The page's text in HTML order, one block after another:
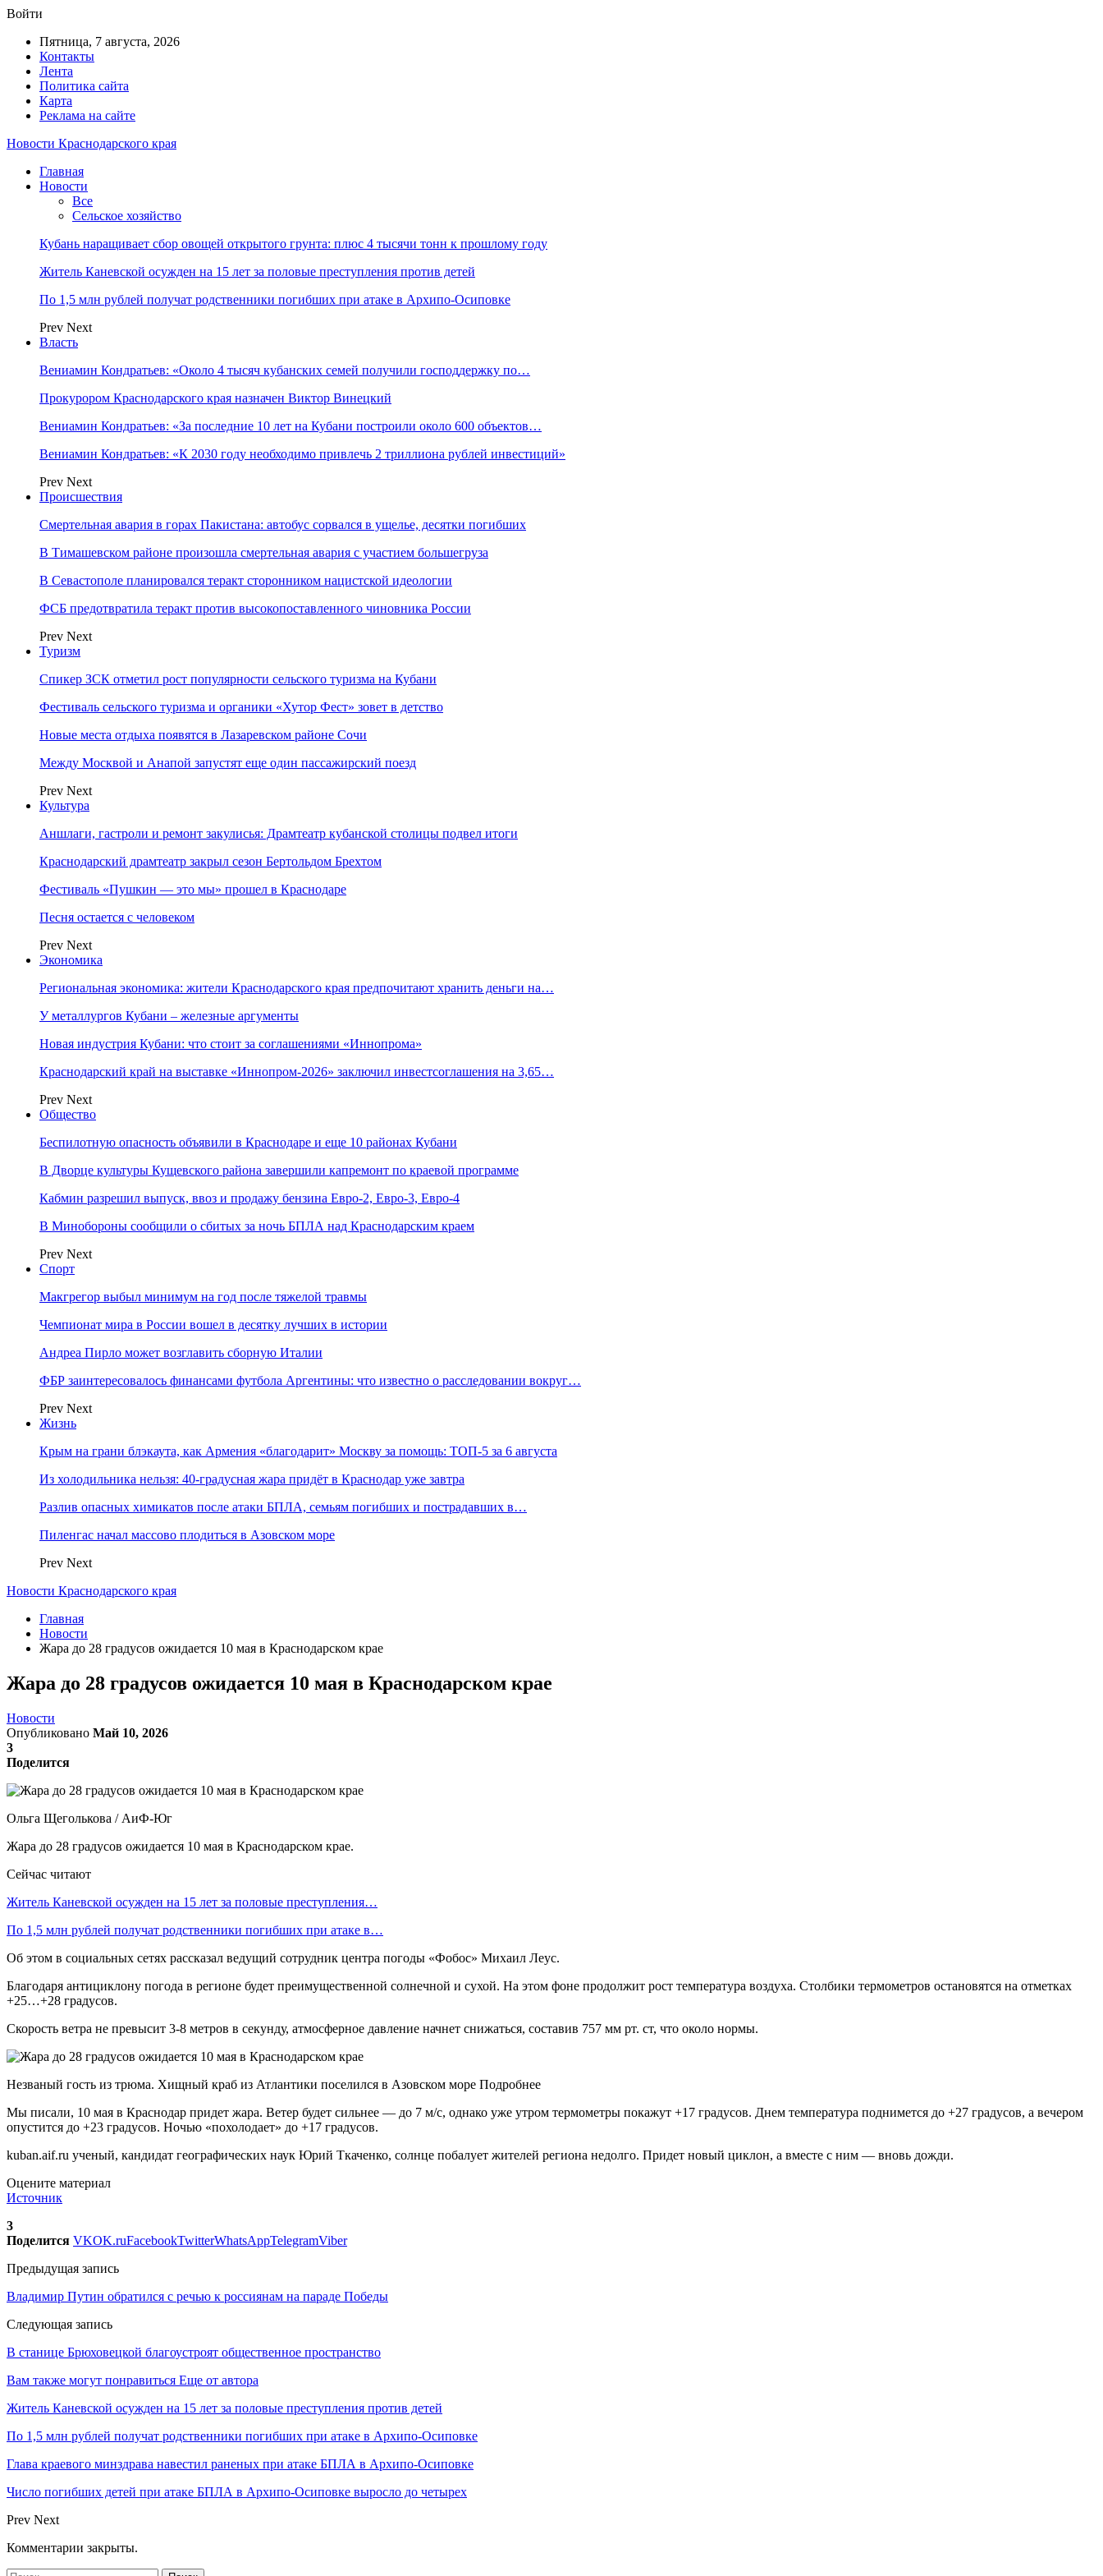
Войти
Пятница, 7 августа, 2026
Контакты
Лента
Политика сайта
Карта
Реклама на сайте
Новости Краснодарского края
Главная
Новости
Все
Сельское хозяйство
Кубань наращивает сбор овощей открытого грунта: плюс 4 тысячи тонн к прошлому году
Житель Каневской осужден на 15 лет за половые преступления против детей
По 1,5 млн рублей получат родственники погибших при атаке в Архипо-Осиповке
Prev Next
Власть
Вениамин Кондратьев: «Около 4 тысяч кубанских семей получили господдержку по…
Прокурором Краснодарского края назначен Виктор Винецкий
Вениамин Кондратьев: «За последние 10 лет на Кубани построили около 600 объектов…
Вениамин Кондратьев: «К 2030 году необходимо привлечь 2 триллиона рублей инвестиций»
Prev Next
Происшествия
Смертельная авария в горах Пакистана: автобус сорвался в ущелье, десятки погибших
В Тимашевском районе произошла смертельная авария с участием большегруза
В Севастополе планировался теракт сторонником нацистской идеологии
ФСБ предотвратила теракт против высокопоставленного чиновника России
Prev Next
Туризм
Спикер ЗСК отметил рост популярности сельского туризма на Кубани
Фестиваль сельского туризма и органики «Хутор Фест» зовет в детство
Новые места отдыха появятся в Лазаревском районе Сочи
Между Москвой и Анапой запустят еще один пассажирский поезд
Prev Next
Культура
Аншлаги, гастроли и ремонт закулисья: Драмтеатр кубанской столицы подвел итоги
Краснодарский драмтеатр закрыл сезон Бертольдом Брехтом
Фестиваль «Пушкин — это мы» прошел в Краснодаре
Песня остается с человеком
Prev Next
Экономика
Региональная экономика: жители Краснодарского края предпочитают хранить деньги на…
У металлургов Кубани – железные аргументы
Новая индустрия Кубани: что стоит за соглашениями «Иннопрома»
Краснодарский край на выставке «Иннопром-2026» заключил инвестсоглашения на 3,65…
Prev Next
Общество
Беспилотную опасность объявили в Краснодаре и еще 10 районах Кубани
В Дворце культуры Кущевского района завершили капремонт по краевой программе
Кабмин разрешил выпуск, ввоз и продажу бензина Евро-2, Евро-3, Евро-4
В Минобороны сообщили о сбитых за ночь БПЛА над Краснодарским краем
Prev Next
Спорт
Макгрегор выбыл минимум на год после тяжелой травмы
Чемпионат мира в России вошел в десятку лучших в истории
Андреа Пирло может возглавить сборную Италии
ФБР заинтересовалось финансами футбола Аргентины: что известно о расследовании вокруг…
Prev Next
Жизнь
Крым на грани блэкаута, как Армения «благодарит» Москву за помощь: ТОП-5 за 6 августа
Из холодильника нельзя: 40-градусная жара придёт в Краснодар уже завтра
Разлив опасных химикатов после атаки БПЛА, семьям погибших и пострадавших в…
Пиленгас начал массово плодиться в Азовском море
Prev Next
Новости Краснодарского края
Главная
Новости
Жара до 28 градусов ожидается 10 мая в Краснодарском крае
Жара до 28 градусов ожидается 10 мая в Краснодарском крае
Новости
Опубликовано Май 10, 2026
3
Поделится
Ольга Щеголькова / АиФ-Юг
Жара до 28 градусов ожидается 10 мая в Краснодарском крае.
Сейчас читают
Житель Каневской осужден на 15 лет за половые преступления…
По 1,5 млн рублей получат родственники погибших при атаке в…
Об этом в социальных сетях рассказал ведущий сотрудник центра погоды «Фобос» Михаил Леус.
Благодаря антициклону погода в регионе будет преимущественной солнечной и сухой. На этом фоне продолжит рост температура воздуха. Столбики термометров остановятся на отметках
+25…+28 градусов.
Скорость ветра не превысит 3-8 метров в секунду, атмосферное давление начнет снижаться, составив 757 мм рт. ст, что около нормы.
Незваный гость из трюма. Хищный краб из Атлантики поселился в Азовском море Подробнее
Мы писали, 10 мая в Краснодар придет жара. Ветер будет сильнее — до 7 м/с, однако уже утром термометры покажут +17 градусов. Днем температура поднимется до +27 градусов, а вечером
опустится до +23 градусов. Ночью «похолодает» до +17 градусов.
kuban.aif.ru ученый, кандидат географических наук Юрий Ткаченко, солнце побалует жителей региона недолго. Придет новый циклон, а вместе с ним — вновь дожди.
Оцените материал
Источник
3
Поделится VKOK.ruFacebookTwitterWhatsAppTelegramViber
Предыдущая запись
Владимир Путин обратился с речью к россиянам на параде Победы
Следующая запись
В станице Брюховецкой благоустроят общественное пространство
Вам также могут понравиться Еще от автора
Житель Каневской осужден на 15 лет за половые преступления против детей
По 1,5 млн рублей получат родственники погибших при атаке в Архипо-Осиповке
Глава краевого минздрава навестил раненых при атаке БПЛА в Архипо-Осиповке
Число погибших детей при атаке БПЛА в Архипо-Осиповке выросло до четырех
Prev Next
Комментарии закрыты.